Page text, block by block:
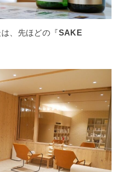
、先ほどの『SAKE